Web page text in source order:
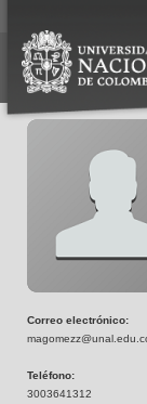
Correo electrónico:
Teléfono:
3003641312